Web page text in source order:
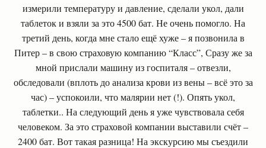
измерили температуру и давление, сделали укол, дали
таблеток и взяли за это 4500 бат. Не очень помогло. На
третий день, когда мне стало ещё хуже – я позвонила в
Питер – в свою страховую компанию “Класс”, Сразу же за
мной прислали машину из госпиталя – отвезли,
обследовали (вплоть до анализа крови из вены – всё это за
час) – успокоили, что малярии нет (!). Опять укол,
таблетки.. На следующий день я уже чувствовала себя
человеком. За это страховой компании выставили счёт –
2400 бат. Вот такая разница! На экскурсию мы съездили